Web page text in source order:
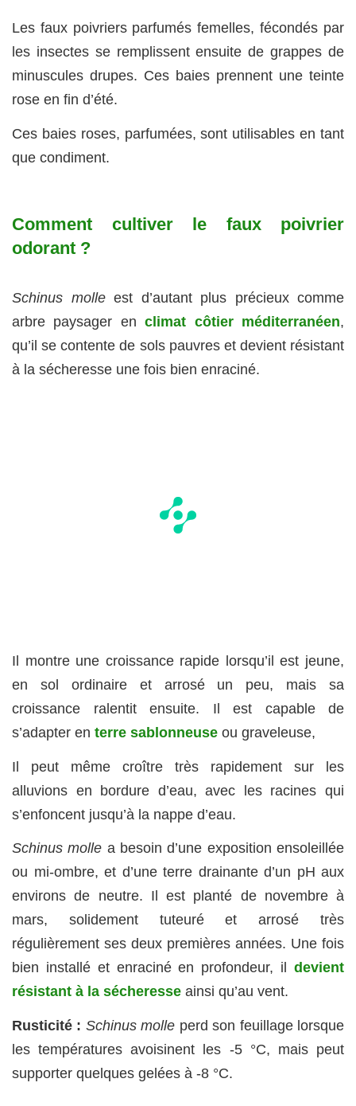
Les faux poivriers parfumés femelles, fécondés par
les insectes se remplissent ensuite de grappes de
minuscules drupes. Ces baies prennent une teinte
rose en fin d’été.
Ces baies roses, parfumées, sont utilisables en tant
que condiment.
Comment cultiver le faux poivrier
odorant ?
Schinus molleest d’autant plus précieux comme
arbre paysager enclimat côtier méditerranéen,
qu’il se contente de sols pauvres et devient résistant
à la sécheresse une fois bien enraciné.
Il montre une croissance rapide lorsqu’il est jeune,
en sol ordinaire et arrosé un peu, mais sa
croissance ralentit ensuite. Il est capable de
s’adapter en terre sablonneuse ou graveleuse,
Il peut même croître très rapidement sur les
alluvions en bordure d’eau, avec les racines qui
s’enfoncent jusqu’à la nappe d’eau.
Schinus molle a besoin d’une exposition ensoleillée
ou mi-ombre, et d’une terre drainante d’un pH aux
environs de neutre. Il est planté de novembre à
mars, solidement tuteuré et arrosé très
régulièrement ses deux premières années. Une fois
bien installé et enraciné en profondeur, il devient
résistant à la sécheresse ainsi qu’au vent.
Rusticité : Schinus molle perd son feuillage lorsque
les températures avoisinent les -5 °C, mais peut
supporter quelques gelées à -8 °C.